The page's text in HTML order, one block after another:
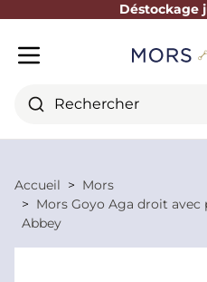
Déstockage
Rechercher
Accueil
Mors
Mors Goyo Aga droit avec
Abbey